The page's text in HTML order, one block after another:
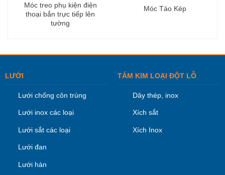
Móc treo phụ kiện điện
thoại bắn trực tiếp lên
tường
Móc Táo Kép
LƯỚI
Lưới chống côn trùng
Lưới inox các loại
Lưới sắt các loại
Lưới đan
Lưới hàn
TẤM KIM LOẠI ĐỘT LỖ
Dây thép, inox
Xích sắt
Xích Inox